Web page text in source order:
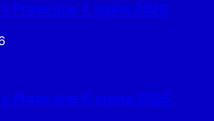
Praze dne 7. srpna 2026
Praze dne 6. srpna 2026